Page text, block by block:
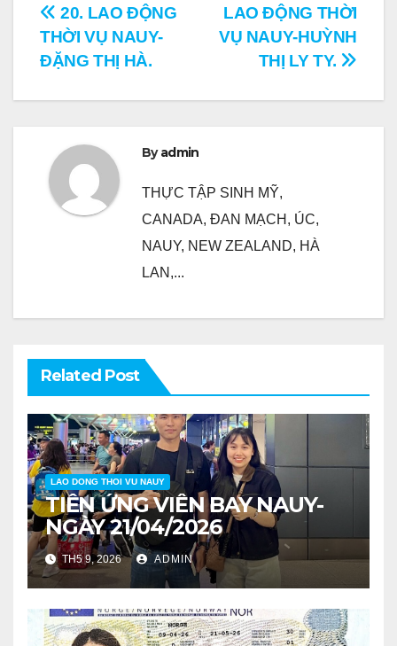
Điều
hướng
bài
LAO ĐỘNG THỜI
VỤ NAUY-HUỲNH
THỊ LY TY.
20. LAO ĐỘNG
THỜI VỤ NAUY-
ĐẶNG THỊ HÀ.
Byadmin
THỰC TẬP SINH MỸ,
CANADA, ĐAN MẠCH, ÚC,
NAUY, NEW ZEALAND, HÀ
LAN,...
Related Post
LAO DONG THOI VU NAUY
TIỄN ỨNG VIÊN BAY NAUY-
NGÀY 21/04/2026
TH5 9, 2026 ADMIN